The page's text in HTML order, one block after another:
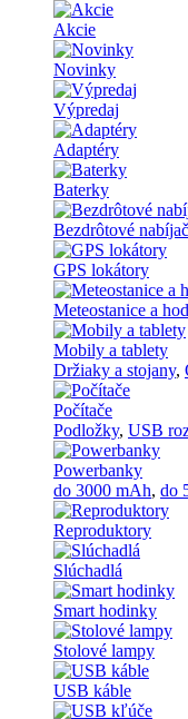
Akcie
Novinky
Výpredaj
Adaptéry
Baterky
Bezdrôtové
GPS lokátory
Meteostanice a
Mobily a tablety
Držiaky a stojany,
Počítače
Podložky, USB
Powerbanky
do 3000 mAh, do
Reproduktory
Slúchadlá
Smart hodinky
Stolové lampy
USB káble